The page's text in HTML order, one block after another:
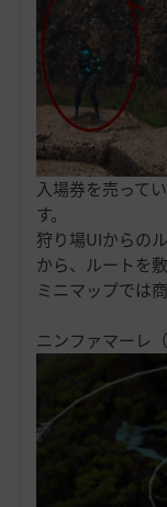
入場券を売って
す。
狩り場UIからの
から、ルートを
ミニマップでは
ニンファマーレ